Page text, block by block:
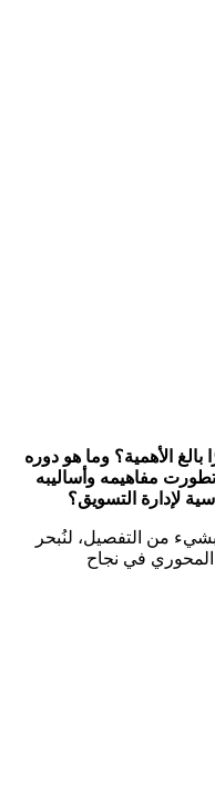
بالغ الأهمية؟ وما هو دوره
مفاهيمه وأساليبه
لإدارة التسويق؟
من التفصيل، لنُبحر
في نجاح